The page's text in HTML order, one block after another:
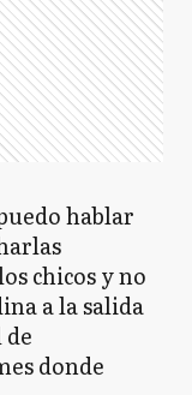
hablar
chicos y no
a la salida
donde